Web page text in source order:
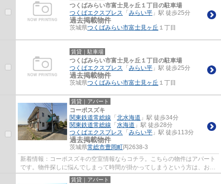
つくばみらい市富士見ヶ丘１丁目の駐車場
つくばエクスプレス 「 みらい平 」駅 徒歩25分
過去掲載物件
茨城県つくばみらい市富士見ヶ丘 １丁目
賃貸｜駐車場
つくばみらい市富士見ヶ丘１丁目の駐車場
つくばエクスプレス 「 みらい平 」駅 徒歩25分
過去掲載物件
茨城県つくばみらい市富士見ヶ丘 １丁目
賃貸｜アパート
コーポスズキ
関東鉄道常総線 「 北水海道 」駅 徒歩34分
関東鉄道常総線 「 水海道 」駅 徒歩28分
つくばエクスプレス 「 みらい平 」駅 徒歩113分
過去掲載物件
茨城県常総市豊岡町丙2638-3
新着情報：コーポスズキの空室情報ならコチラ。こちらの物件はアパート
です。物件探しに悩んでしまって時間が掛かってしまうという方は、お気
軽に当社までお問い合わせください。スタ...
賃貸｜アパート